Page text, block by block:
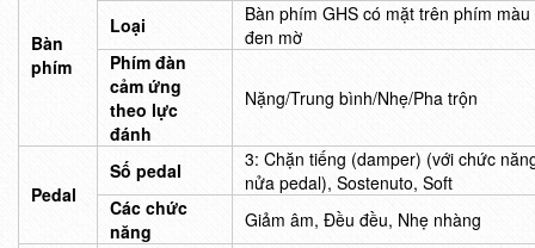
Bàn
phím
Loại
Bàn phím GHS có mặt trên phím màu
đen mờ
Phím đàn
cảm ứng
theo lực
đánh
Nặng/Trung bình/Nhẹ/Pha trộn
Pedal
Số pedal
3: Chặn tiếng (damper) (với chức
nửa pedal), Sostenuto, Soft
Các chức
năng
Giảm âm, Đều đều, Nhẹ nhàng